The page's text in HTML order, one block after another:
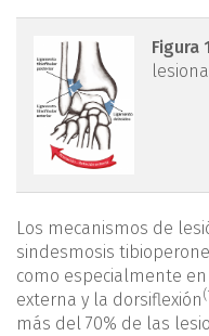
figura1.png
Figura 1
Los mecanismos de
sindesmosis
como especialmente
externa y la dorsiflexión
más del 70% de las